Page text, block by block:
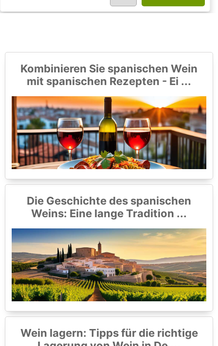
Kombinieren Sie spanischen Wein
mit spanischen Rezepten - Ei ...
Die Geschichte des spanischen
Weins: Eine lange Tradition ...
Wein lagern: Tipps für die richtige